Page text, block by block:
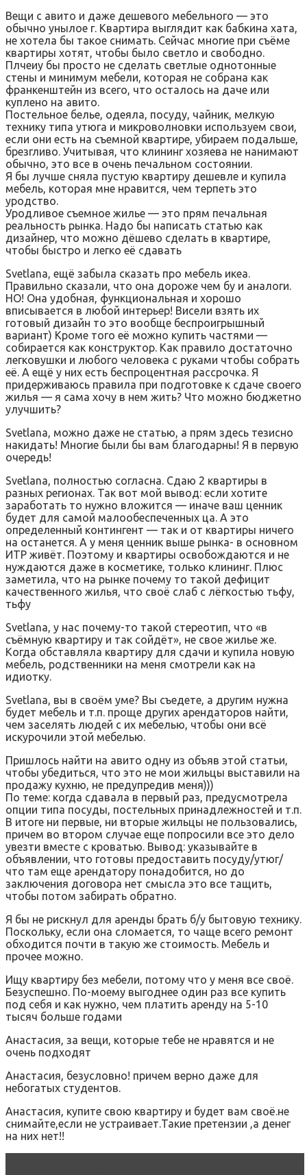
Вещи с авито и даже дешевого мебельного — это
обычно унылое г. Квартира выглядит как бабкина хата,
не хотела бы такое снимать. Сейчас многие при съёме
квартиры хотят, чтобы было светло и свободно.
Плчеиу бы просто не сделать светлые однотонные
стены и минимум мебели, которая не собрана как
франкенштейн из всего, что осталось на даче или
куплено на авито.
Постельное белье, одеяла, посуду, чайник, мелкую
технику типа утюга и микроволновки используем свои,
если они есть на съемной квартире, убираем подальше,
брезгливо. Учитывая, что клининг хозяева не нанимают
обычно, это все в очень печальном состоянии.
Я бы лучше сняла пустую квартиру дешевле и купила
мебель, которая мне нравится, чем терпеть это
уродство.
Уродливое съемное жилье — это прям печальная
реальность рынка. Надо бы написать статью как
дизайнер, что можно дёшево сделать в квартире,
чтобы быстро и легко её сдавать
Svetlana, ещё забыла сказать про мебель икеа.
Правильно сказали, что она дороже чем бу и аналоги.
НО! Она удобная, функциональная и хорошо
вписывается в любой интерьер! Висели взять их
готовый дизайн то это вообще беспроигрышный
вариант) Кроме того её можно купить частями —
собирается как конструктор. Как правило достаточно
легковушки и любого человека с руками чтобы собрать
её. А ещё у них есть беспроцентная рассрочка. Я
придерживаюсь правила при подготовке к сдаче своего
жилья — я сама хочу в нем жить? Что можно бюджетно
улучшить?
Svetlana, можно даже не статью, а прям здесь тезисно
накидать! Многие были бы вам благодарны! Я в первую
очередь!
Svetlana, полностью согласна. Сдаю 2 квартиры в
разных регионах. Так вот мой вывод: если хотите
заработать то нужно вложится — иначе ваш ценник
будет для самой малообеспеченных ца. А это
определенный контингент — так и от квартиры ничего
на останется. А у меня ценник выше рынка- в основном
ИТР живёт. Поэтому и квартиры освобождаются и не
нуждаются даже в косметике, только клининг. Плюс
заметила, что на рынке почему то такой дефицит
качественного жилья, что своё слаб с лёгкостью тьфу,
тьфу
Svetlana, у нас почему-то такой стереотип, что «в
съёмную квартиру и так сойдёт», не свое жилье же.
Когда обставляла квартиру для сдачи и купила новую
мебель, родственники на меня смотрели как на
идиотку.
Svetlana, вы в своём уме? Вы съедете, а другим нужна
будет мебель и т.п. проще других арендаторов найти,
чем заселять людей с их мебелью, чтобы они всё
искурочили этой мебелью.
Пришлось найти на авито одну из объяв этой статьи,
чтобы убедиться, что это не мои жильцы выставили на
продажу кухню, не предупредив меня)))
По теме: когда сдавала в первый раз, предусмотрела
опции типа посуды, постельных принадлежностей и т.п.
В итоге ни первые, ни вторые жильцы не пользовались,
причем во втором случае еще попросили все это дело
увезти вместе с кроватью. Вывод: указывайте в
объявлении, что готовы предоставить посуду/утюг/
что там еще арендатору понадобится, но до
заключения договора нет смысла это все тащить,
чтобы потом забирать обратно.
Я бы не рискнул для аренды брать б/у бытовую технику.
Поскольку, если она сломается, то чаще всего ремонт
обходится почти в такую же стоимость. Мебель и
прочее можно.
Ищу квартиру без мебели, потому что у меня все своё.
Безуспешно. По-моему выгоднее один раз все купить
под себя и как нужно, чем платить аренду на 5-10
тысяч больше годами
Анастасия, за вещи, которые тебе не нравятся и не
очень подходят
Анастасия, безусловно! причем верно даже для
небогатых студентов.
Анастасия, купите свою квартиру и будет вам своё.не
снимайте,если не устраивает.Такие претензии ,а денег
на них нет!!